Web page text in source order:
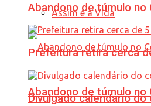
Assim é a Vida
Abandono de túmulo
Abandono de túmulo
Prefeitura retira cerca
Divulgado calendário